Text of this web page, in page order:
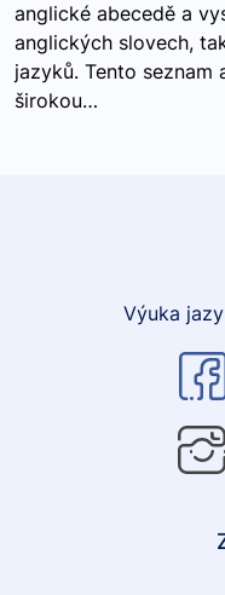
anglické abecedě a
anglických slovech,
jazyků. Tento seznam
širokou…
Výuka